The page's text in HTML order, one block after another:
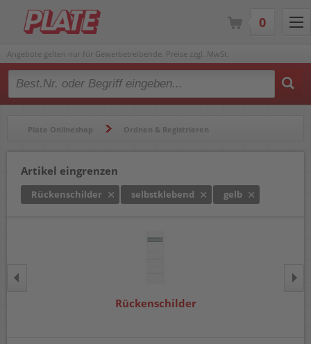
Angebote gelten nur für Gewerbetreibende. Preise zzgl. MwSt.
Type 2 or more characters for results.
Plate Onlineshop Ordnen & Registrieren
Artikel eingrenzen
Rückenschilder selbstklebend gelb
Rückenschilder
0